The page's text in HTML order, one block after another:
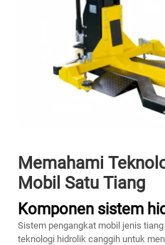
Memahami
Mobil Satu Tiang
Komponen sistem
Sistem pengangkat mobil jenis
teknologi hidrolik canggih untuk